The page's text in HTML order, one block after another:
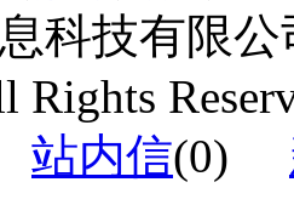
科技有限公
Rights
站内信(0)